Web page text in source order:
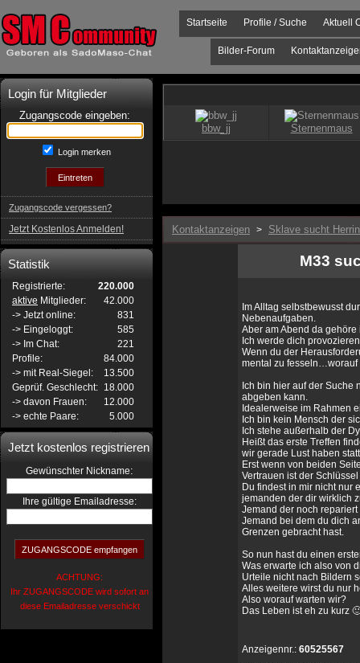
Aktuell
Profile / Suche
Startseite
Bilder-Forum
Login für Mitglieder
Zugangscode eingeben:
Login merken
Zugangscode vergessen?
Jetzt Kostenlos Anmelden!
Statistik
Registrierte:
220.000
aktive Mitglieder:
42.000
-> Jetzt online:
831
-> Eingeloggt:
585
-> Im Chat:
221
Profile:
84.000
-> mit Real-Siegel:
13.500
Geprüf. Geschlecht: 18.000
-> davon Frauen:
12.000
-> echte Paare:
5.000
Jetzt kostenlos registrieren
Gewünschter Nickname:
Ihre gültige Emailadresse:
ACHTUNG:
Ihr ZUGANGSCODE wird sofort an
diese Emailadresse verschickt
Kontaktanzeigen > Sklave sucht Herrin
M33
Im Alltag selbstbewusst
Nebenaufgaben.
Aber am Abend da gehöre
Ich werde dich
Wenn du der
mental zu fesseln…worauf
Ich bin hier auf der Suche
abgeben kann.
Idealerweise im Rahmen
Ich bin kein Mensch der
Ich stehe außerhalb der
Heißt das erste Treffen
wir gerade Lust haben
Erst wenn von beiden
Vertrauen ist der
Du findest in mir nicht nur
jemanden der dir wirklich
Jemand der noch
Jemand bei dem du dich
Grenzen gebracht hast.
So nun hast du einen
Was erwarte ich also von
Urteile nicht nach Bildern
Alles weitere wirst du nur
Also worauf warten wir?
Das Leben ist eh zu kurz
Anzeigennr.: 60525567